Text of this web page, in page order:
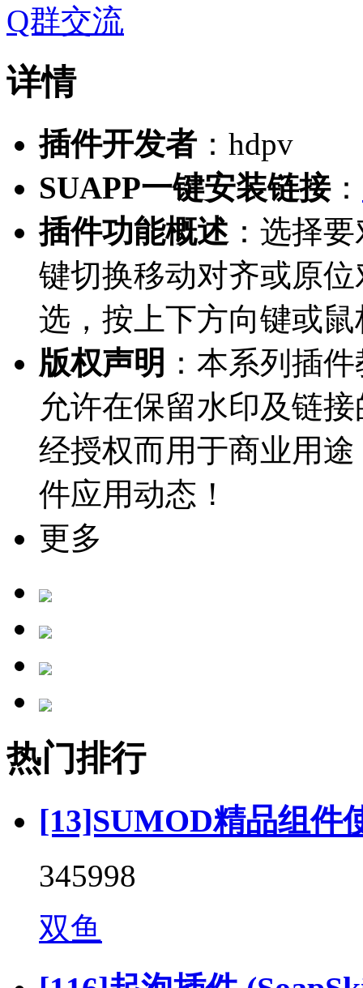
Q群交流
详情
插件开发者 ：hdpv
SUAPP一键安装链接：
插件功能概述 ：选择
键切换移动对齐或原
选，按上下方向键或
版权声明 ：本系列插
允许在保留水印及链
经授权而用于商业用
件应用动态！
更多
热门排行
[13]SUMOD精品组件
345998
双鱼